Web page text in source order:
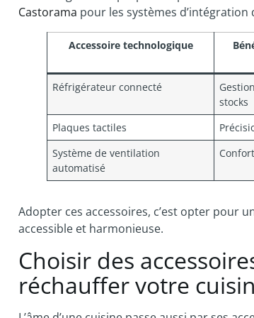
Castorama pour les systèmes
Accessoire technologique
Réfrigérateur connecté
stocks
Plaques tactiles
Système de ventilation
automatisé
Adopter ces accessoires, c’est opter pour
accessible et harmonieuse.
Choisir des
réchauffer votre